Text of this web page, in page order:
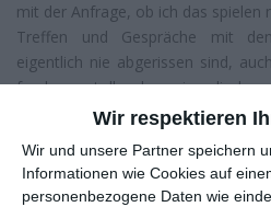
Wir respektieren
Wir und unsere Partner speichern
Informationen wie Cookies auf
personenbezogene Daten wie
mit der Anfrage, ob ich das spielen
Treffen und Gespräche mit
eigentlich nie abgerissen sind,
fand es toll, dass israelische
aufgegriffen haben. Ein deutscher
Thema eben auch gefährlich ist.
die Geschichte erzählen, habe ich